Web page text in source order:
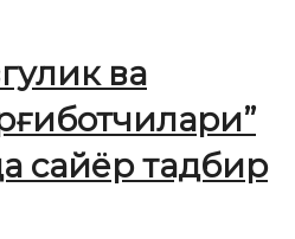
ва
сайёр тадбир